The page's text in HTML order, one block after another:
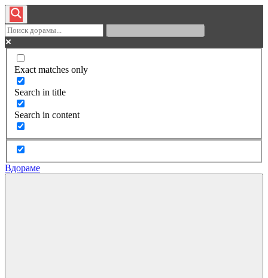
Exact matches only
Search in title
Search in content
Вдораме